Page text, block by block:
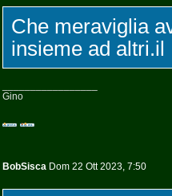
Che meraviglia
insieme ad altri.il
Gino
BobSisca Dom 22 Ott 2023, 7:50